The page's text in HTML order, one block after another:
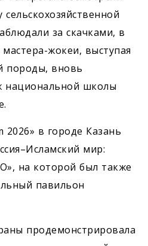
за скачками, в
жокеи, выступая
породы, вновь
национальной школы
2026» в городе Казань
мир:
на которой был также
павильон
продемонстрировала